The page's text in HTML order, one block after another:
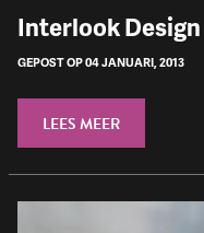
Interlook Design
GEPOST OP 04 JANUARI, 2013
LEES MEER